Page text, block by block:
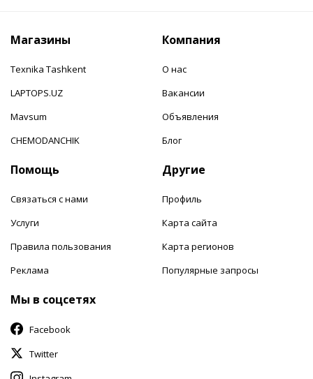
Магазины
Texnika Tashkent
LAPTOPS.UZ
Mavsum
CHEMODANCHIK
Компания
О нас
Вакансии
Объявления
Блог
Помощь
Связаться с нами
Услуги
Правила пользования
Реклама
Другие
Профиль
Карта сайта
Карта регионов
Популярные запросы
Мы в соцсетях
Facebook
Twitter